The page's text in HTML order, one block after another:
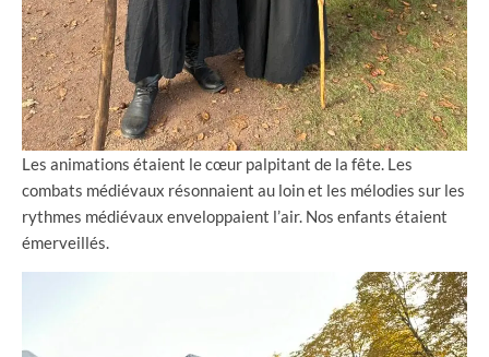
Les animations étaient le cœur palpitant de la fête. Les
combats médiévaux résonnaient au loin et les mélodies sur les
rythmes médiévaux enveloppaient l’air. Nos enfants étaient
émerveillés.